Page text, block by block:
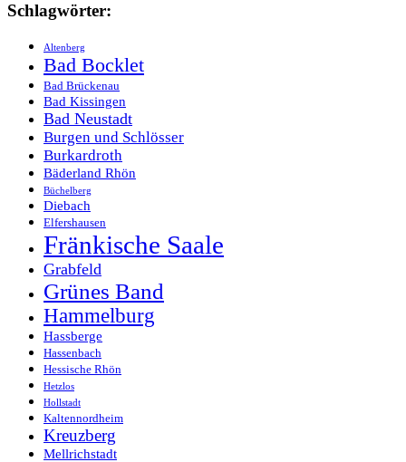
Schlagwörter:
Altenberg
Bad Bocklet
Bad Brückenau
Bad Kissingen
Bad Neustadt
Burgen und Schlösser
Burkardroth
Bäderland Rhön
Büchelberg
Diebach
Elfershausen
Fränkische Saale
Grabfeld
Grünes Band
Hammelburg
Hassberge
Hassenbach
Hessische Rhön
Hetzlos
Hollstadt
Kaltennordheim
Kreuzberg
Mellrichstadt